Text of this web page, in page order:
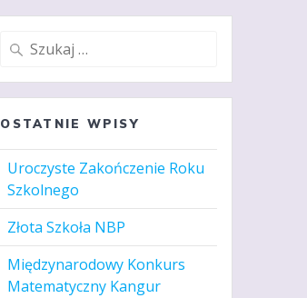
Szukaj:
OSTATNIE WPISY
Uroczyste Zakończenie Roku
Szkolnego
Złota Szkoła NBP
Międzynarodowy Konkurs
Matematyczny Kangur